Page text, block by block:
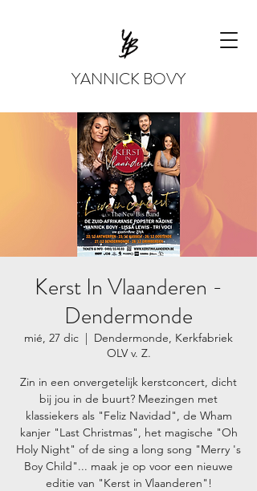
YANNICK BOVY
Kerst In Vlaanderen -
Dendermonde
mié, 27 dic
  |
Dendermonde, Kerkfabriek
OLV v. Z.
Zin in een onvergetelijk kerstconcert, dicht
bij jou in de buurt? Meezingen met
klassiekers als "Feliz Navidad", de Wham
kanjer "Last Christmas", het magische "Oh
Holy Night" of de sing a long song "Merry 's
Boy Child"... maak je op voor een nieuwe
editie van "Kerst in Vlaanderen"!